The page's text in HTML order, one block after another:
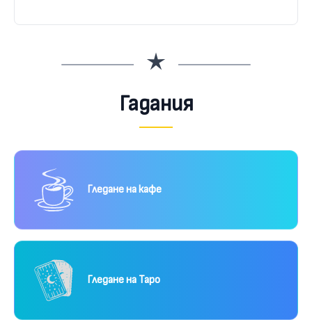
Гадания
Гледане на кафе
Гледане на Таро